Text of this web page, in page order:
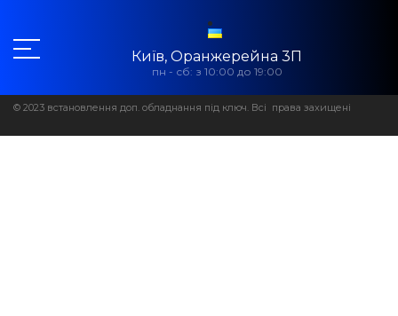
Київ, Оранжерейна 3П
пн - сб: з 10:00 до 19:00
© 2023 встановлення доп. обладнання під ключ. Всі права захищені